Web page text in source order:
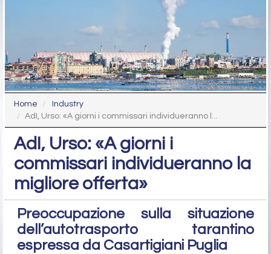
Home
Industry
AdI, Urso: «A giorni i commissari individueranno l...
AdI, Urso: «A giorni i
commissari individueranno la
migliore offerta»
Preoccupazione sulla situazione
dell’autotrasporto tarantino
espressa da Casartigiani Puglia